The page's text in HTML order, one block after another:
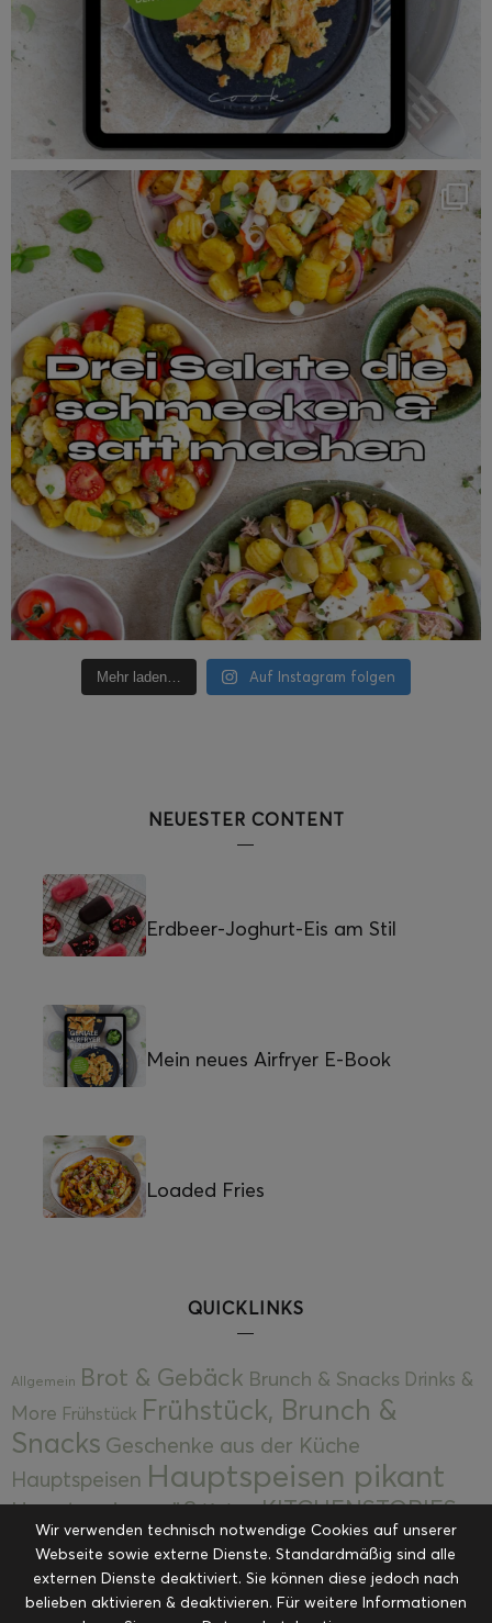
Mehr laden… Auf Instagram folgen
NEUESTER CONTENT
Erdbeer-Joghurt-Eis am Stil
Mein neues Airfryer E-Book
Loaded Fries
QUICKLINKS
Allgemein Brot & Gebäck Brunch & Snacks Drinks &
More Frühstück Frühstück, Brunch &
Snacks Geschenke aus der Küche
Hauptspeisen Hauptspeisen pikant
Hauptspeisen süßKekseKITCHENSTORIES
Kuchen, Torten & Desserts Kuchen und
Desserts Kulinarik Kulinarische Mitbringsel &
Eingemachtes Ohne Kategorie Ostern Resteküche
Wir verwenden technisch notwendige Cookies auf unserer
Webseite sowie externe Dienste. Standardmäßig sind alle
externen Dienste deaktiviert. Sie können diese jedoch nach
belieben aktivieren & deaktivieren. Für weitere Informationen